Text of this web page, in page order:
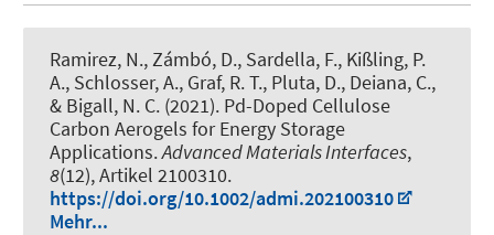
Ramirez, N., Zámbó, D., Sardella, F., Kißling, P.
A., Schlosser, A., Graf, R. T., Pluta, D., Deiana, C.,
& Bigall, N. C. (2021). Pd-Doped Cellulose
Carbon Aerogels for Energy Storage
Applications.Advanced Materials Interfaces,
8(12), Artikel 2100310.
https://doi.org/10.1002/admi.202100310
Mehr...